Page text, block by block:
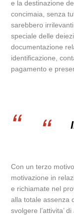
e la destinazione
concimaia, senza
sarebbero
speciale delle
documentazione
identificazione,
pagamento e
Con un terzo
motivazione in
e richiamate nel
alla totale assenza
svolgere l’attivita’